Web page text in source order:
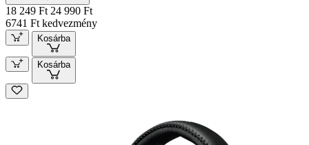
18 249 Ft 24 990 Ft
6741 Ft kedvezmény
Kosárba
Kosárba